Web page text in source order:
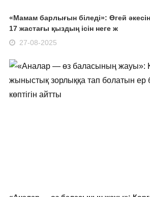
«Мамам барлығын біледі»: Өгей
17 жастағы қыздың ісін неге ж
27-08-2025